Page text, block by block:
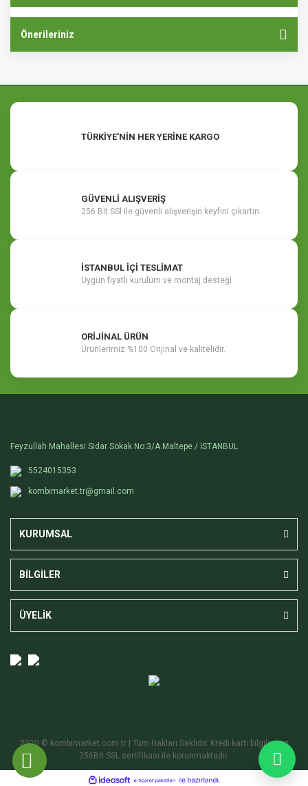
Önerileriniz
TÜRKİYE'NİN HER YERİNE KARGO
GÜVENLİ ALIŞVERİŞ
256 Bit SSl ile güvenli alışverişin keyfini çıkartın.
İSTANBUL İÇİ TESLİMAT
Uygun fiyatlı kurulum ve montaj desteği
ORİJİNAL ÜRÜN
Ürünlerimiz %100 Orijinal ve kalitelidir.
Feyzullah Mahallesi Sidar Sokak No:3/A Maltepe / İSTANBUL
5524015353
kombimarket.tr@gmail.com
KURUMSAL
BİLGİLER
ÜYELİK
2020 © kombimarket.com.tr | Tüm Hakları Saklıdır. Kredi kartı bilgileriniz
256Bit SSL sertifikası ile korunmaktadır.
ideasoft e-